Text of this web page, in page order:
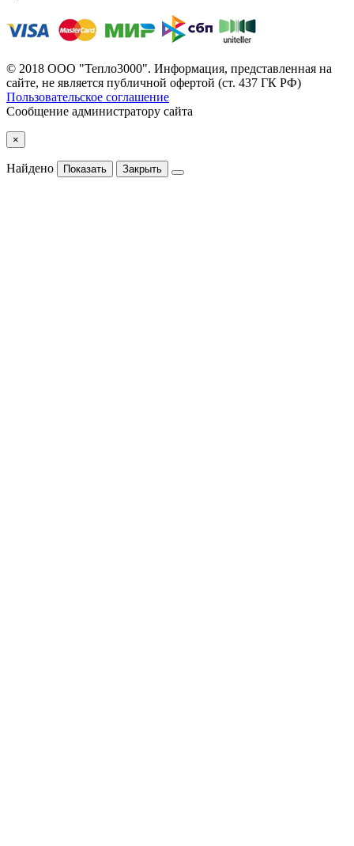
© 2018 ООО "Тепло3000". Информация, представленная на
сайте, не является публичной офертой (ст. 437 ГК РФ)
Пользовательское соглашение
Сообщение администратору сайта
×
Найдено Показать Закрыть